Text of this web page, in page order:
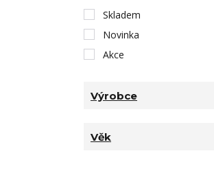
Skladem
Novinka
Akce
Výrobce
Věk